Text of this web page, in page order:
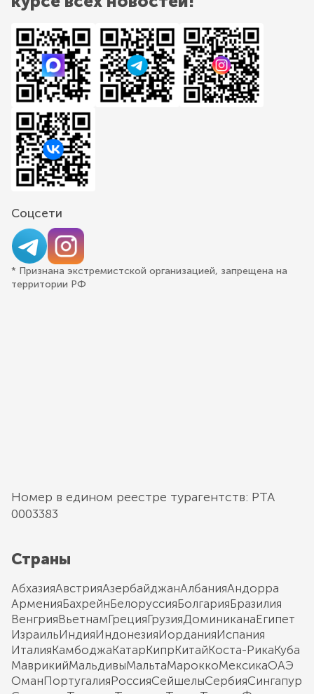
Соцсети
* Признана экстремистской организацией, запрещена на
территории РФ
Номер в едином реестре турагентств: РТА
0003383
Страны
АбхазияАвстрияАзербайджанАлбанияАндорра
АрменияБахрейнБелоруссияБолгарияБразилия
ВенгрияВьетнамГрецияГрузияДоминиканаЕгипет
ИзраильИндияИндонезияИорданияИспания
ИталияКамбоджаКатарКипрКитайКоста-РикаКуба
МаврикийМальдивыМальтаМароккоМексикаОАЭ
ОманПортугалияРоссияСейшелыСербияСингапур